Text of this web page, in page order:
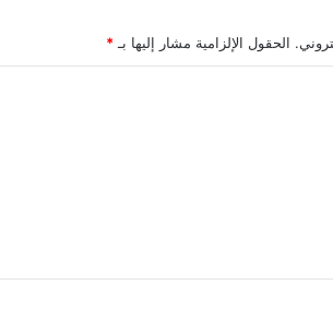
الحقول الإلزامية مشار إليها بـ *